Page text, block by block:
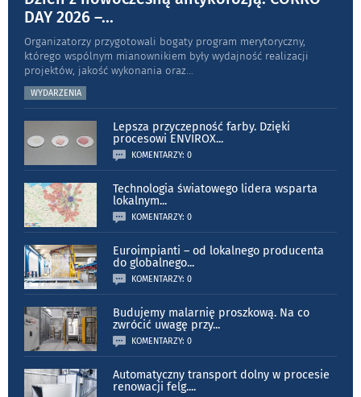
DAY 2026 –...
Organizatorzy przygotowali bogaty program merytoryczny,
którego wspólnym mianownikiem były wydajność realizacji
projektów, jakość wykonania oraz...
WYDARZENIA
Lepsza przyczepność farby. Dzięki
procesowi ENVIROX...
KOMENTARZY: 0
Technologia światowego lidera wsparta
lokalnym...
KOMENTARZY: 0
Euroimpianti – od lokalnego producenta
do globalnego...
KOMENTARZY: 0
Budujemy malarnię proszkową. Na co
zwrócić uwagę przy...
KOMENTARZY: 0
Automatyczny transport dolny w procesie
renowacji felg....